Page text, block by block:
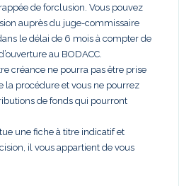
de forclusion. Vous pouvez
auprès du juge-commissaire
le délai de 6 mois à compter de
au BODACC.
créance ne pourra pas être prise
la procédure et vous ne pourrez
de fonds qui pourront
une fiche à titre indicatif et
il vous appartient de vous